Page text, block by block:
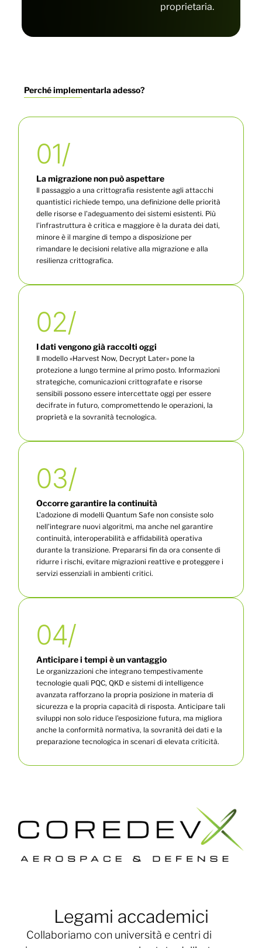
proprietaria.
Perché implementarla adesso?
01/
La migrazione non può aspettare
Il passaggio a una crittografia resistente agli attacchi
quantistici richiede tempo, una definizione delle priorità
delle risorse e l'adeguamento dei sistemi esistenti. Più
l'infrastruttura è critica e maggiore è la durata dei dati,
minore è il margine di tempo a disposizione per
rimandare le decisioni relative alla migrazione e alla
resilienza crittografica.
02/
I dati vengono già raccolti oggi
Il modello «Harvest Now, Decrypt Later» pone la
protezione a lungo termine al primo posto. Informazioni
strategiche, comunicazioni crittografate e risorse
sensibili possono essere intercettate oggi per essere
decifrate in futuro, compromettendo le operazioni, la
proprietà e la sovranità tecnologica.
03/
Occorre garantire la continuità
L'adozione di modelli Quantum Safe non consiste solo
nell'integrare nuovi algoritmi, ma anche nel garantire
continuità, interoperabilità e affidabilità operativa
durante la transizione. Prepararsi fin da ora consente di
ridurre i rischi, evitare migrazioni reattive e proteggere i
servizi essenziali in ambienti critici.
04/
Anticipare i tempi è un vantaggio
Le organizzazioni che integrano tempestivamente
tecnologie quali PQC, QKD e sistemi di intelligence
avanzata rafforzano la propria posizione in materia di
sicurezza e la propria capacità di risposta. Anticipare tali
sviluppi non solo riduce l'esposizione futura, ma migliora
anche la conformità normativa, la sovranità dei dati e la
preparazione tecnologica in scenari di elevata criticità.
Legami accademici
Collaboriamo con università e centri di